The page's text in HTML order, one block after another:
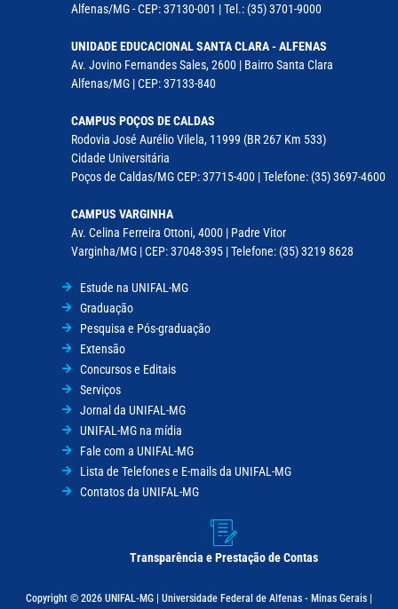
Alfenas/MG - CEP: 37130-001 | Tel.: (35) 3701-9000
UNIDADE EDUCACIONAL SANTA CLARA - ALFENAS
Av. Jovino Fernandes Sales, 2600 | Bairro Santa Clara
Alfenas/MG | CEP: 37133-840
CAMPUS POÇOS DE CALDAS
Rodovia José Aurélio Vilela, 11999 (BR 267 Km 533)
Cidade Universitária
Poços de Caldas/MG CEP: 37715-400 | Telefone: (35) 3697-4600
CAMPUS VARGINHA
Av. Celina Ferreira Ottoni, 4000 | Padre Vitor
Varginha/MG | CEP: 37048-395 | Telefone: (35) 3219 8628
Estude na UNIFAL-MG
Graduação
Pesquisa e Pós-graduação
Extensão
Concursos e Editais
Serviços
Jornal da UNIFAL-MG
UNIFAL-MG na mídia
Fale com a UNIFAL-MG
Lista de Telefones e E-mails da UNIFAL-MG
Contatos da UNIFAL-MG
Transparência e Prestação de Contas
Copyright © 2026 UNIFAL-MG | Universidade Federal de Alfenas - Minas Gerais |